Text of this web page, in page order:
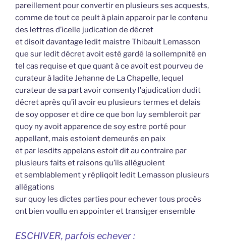
pareillement pour convertir en plusieurs ses acquests,
comme de tout ce peult à plain apparoir par le contenu
des lettres d’icelle judication de décret
et disoit davantage ledit maistre Thibault Lemasson
que sur ledit décret avoit esté gardé la sollempnité en
tel cas requise et que quant à ce avoit est pourveu de
curateur à ladite Jehanne de La Chapelle, lequel
curateur de sa part avoir consenty l’ajudication dudit
décret après qu’il avoir eu plusieurs termes et delais
de soy opposer et dire ce que bon luy sembleroit par
quoy ny avoit apparence de soy estre porté pour
appellant, mais estoient demeurés en paix
et par lesdits appelans estoit dit au contraire par
plusieurs faits et raisons qu’ils alléguoient
et semblablement y répliqoit ledit Lemasson plusieurs
allégations
sur quoy les dictes parties pour echever tous procès
ont bien voullu en appointer et transiger ensemble
ESCHIVER, parfois echever :